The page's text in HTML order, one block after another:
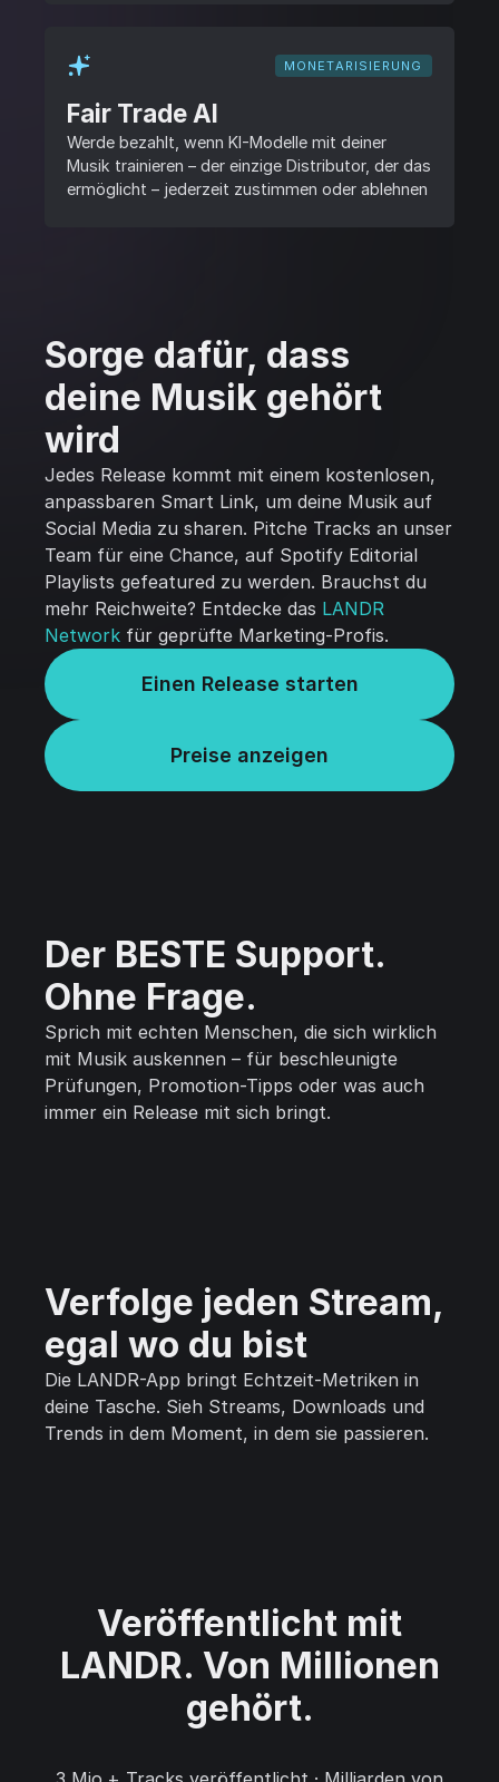
MONETARISIERUNG
Fair Trade AI
Werde bezahlt, wenn KI-Modelle mit deiner
Musik trainieren – der einzige Distributor, der das
ermöglicht – jederzeit zustimmen oder ablehnen
Sorge dafür, dass
deine Musik gehört
wird
Jedes Release kommt mit einem kostenlosen,
anpassbaren Smart Link, um deine Musik auf
Social Media zu sharen. Pitche Tracks an unser
Team für eine Chance, auf Spotify Editorial
Playlists gefeatured zu werden. Brauchst du
mehr Reichweite? Entdecke das LANDR
Network für geprüfte Marketing-Profis.
Einen Release starten
Preise anzeigen
Der BESTE Support.
Ohne Frage.
Sprich mit echten Menschen, die sich wirklich
mit Musik auskennen – für beschleunigte
Prüfungen, Promotion-Tipps oder was auch
immer ein Release mit sich bringt.
Verfolge jeden Stream,
egal wo du bist
Die LANDR-App bringt Echtzeit-Metriken in
deine Tasche. Sieh Streams, Downloads und
Trends in dem Moment, in dem sie passieren.
Veröffentlicht mit
LANDR. Von Millionen
gehört.